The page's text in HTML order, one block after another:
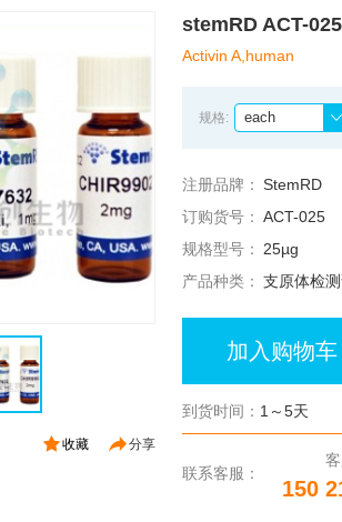
分享
收藏
stemRD ACT-
Activin A,human
规格: each
注册品牌： StemRD
订购货号： ACT-025
规格型号：
25µg
产品种类： 支原体检
加入购物车
到货时间： 1～5天
联系客服：
150